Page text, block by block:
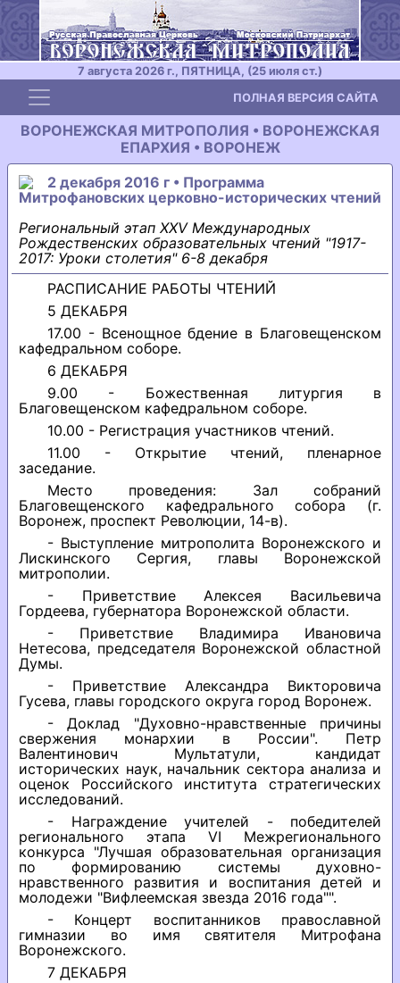
7 августа 2026 г., ПЯТНИЦА, (25 июля ст.)
Toggle navigation ПОЛНАЯ ВЕРСИЯ САЙТА
ВОРОНЕЖСКАЯ МИТРОПОЛИЯ • ВОРОНЕЖСКАЯ
ЕПАРХИЯ • ВОРОНЕЖ
2 декабря 2016 г • Программа
Митрофановских церковно-исторических чтений
Региональный этап XXV Международных
Рождественских образовательных чтений "1917-
2017: Уроки столетия" 6-8 декабря
РАСПИСАНИЕ РАБОТЫ ЧТЕНИЙ
5 ДЕКАБРЯ
17.00 - Всенощное бдение в Благовещенском
кафедральном соборе.
6 ДЕКАБРЯ
9.00 - Божественная литургия в
Благовещенском кафедральном соборе.
10.00 - Регистрация участников чтений.
11.00 - Открытие чтений, пленарное
заседание.
Место проведения: Зал собраний
Благовещенского кафедрального собора (г.
Воронеж, проспект Революции, 14-в).
- Выступление митрополита Воронежского и
Лискинского Сергия, главы Воронежской
митрополии.
- Приветствие Алексея Васильевича
Гордеева, губернатора Воронежской области.
- Приветствие Владимира Ивановича
Нетесова, председателя Воронежской областной
Думы.
- Приветствие Александра Викторовича
Гусева, главы городского округа город Воронеж.
- Доклад "Духовно-нравственные причины
свержения монархии в России". Петр
Валентинович Мультатули, кандидат
исторических наук, начальник сектора анализа и
оценок Российского института стратегических
исследований.
- Награждение учителей - победителей
регионального этапа VI Межрегионального
конкурса "Лучшая образовательная организация
по формированию системы духовно-
нравственного развития и воспитания детей и
молодежи "Вифлеемская звезда 2016 года"".
- Концерт воспитанников православной
гимназии во имя святителя Митрофана
Воронежского.
7 ДЕКАБРЯ